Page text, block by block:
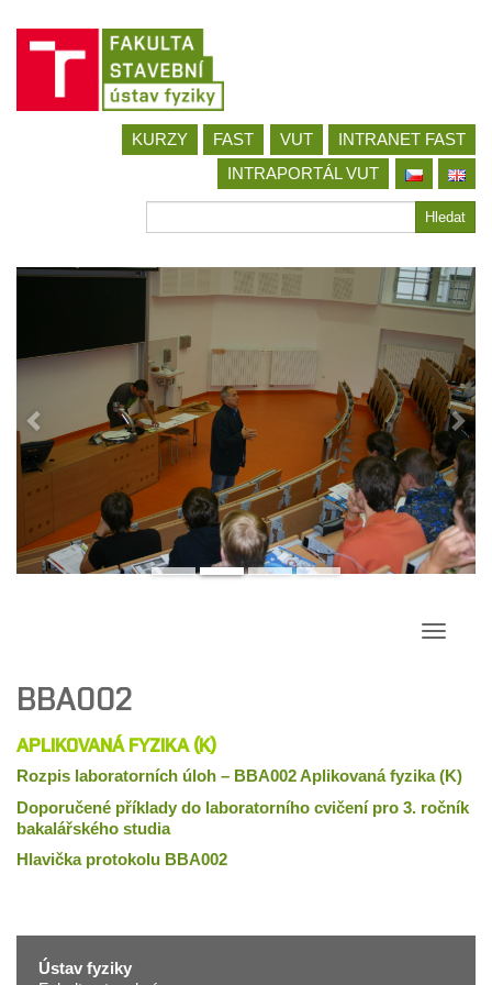
KURZY FAST VUT
INTRANET FAST
INTRAPORTÁL VUT
Hledat
BBA002
APLIKOVANÁ FYZIKA (K)
Rozpis laboratorních úloh – BBA002 Aplikovaná fyzika (K)
Doporučené příklady do laboratorního cvičení pro 3. ročník
bakalářského studia
Hlavička protokolu BBA002
Ústav fyziky